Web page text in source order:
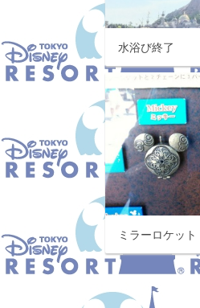
水浴び終了
ミラーロケット